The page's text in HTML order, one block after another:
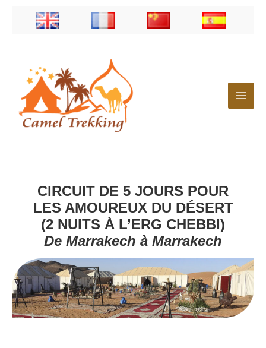
CIRCUIT DE 5 JOURS POUR
LES AMOUREUX DU DÉSERT
(2 NUITS À L’ERG CHEBBI)
De Marrakech à Marrakech